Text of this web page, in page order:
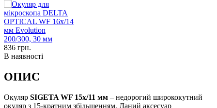
836 грн.
В наявності
ОПИС
Окуляр SIGETA WF 15x/11 мм – недорогий ширококутний
окуляр з 15-кратним збільшенням. Даний аксесуар